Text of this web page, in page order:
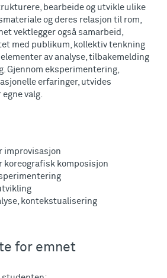
bearbeide og utvikle ulike
og deres relasjon til rom,
vektlegger også samarbeid,
med publikum, kollektiv tenkning
av analyse, tilbakemelding
Gjennom eksperimentering,
erfaringer, utvides
valg.
improvisasjon
koreografisk komposisjon
kontekstualisering
for emnet